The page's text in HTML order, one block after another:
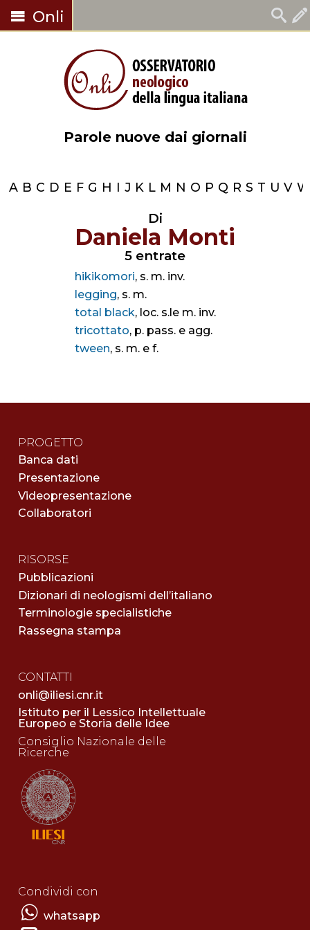
Onli
Parole nuove dai giornali
A B C D E F G H I J K L M N O P Q R S T U V W
Di
Daniela Monti
5 entrate
hikikomori, s. m. inv.
legging, s. m.
total black, loc. s.le m. inv.
tricottato, p. pass. e agg.
tween, s. m. e f.
PROGETTO
Banca dati
Presentazione
Videopresentazione
Collaboratori
RISORSE
Pubblicazioni
Dizionari di neologismi dell’italiano
Terminologie specialistiche
Rassegna stampa
CONTATTI
onli@iliesi.cnr.it
Istituto per il Lessico Intellettuale
Europeo e Storia delle Idee
Consiglio Nazionale delle
Ricerche
Condividi con
whatsapp